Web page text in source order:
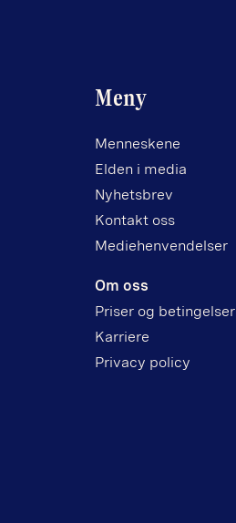
Meny
Menneskene
Elden i media
Nyhetsbrev
Kontakt oss
Mediehenvendelser
Om oss
Priser og betingelser
Karriere
Privacy policy